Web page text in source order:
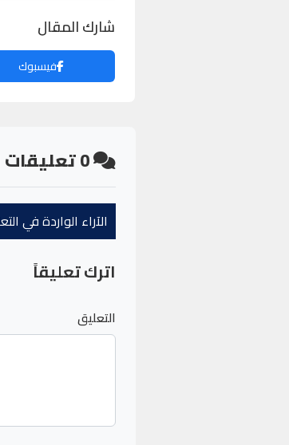
شارك المقال
فيسبوك
0تعليقات
الآراء الواردة في
اترك تعليقاً
التعليق